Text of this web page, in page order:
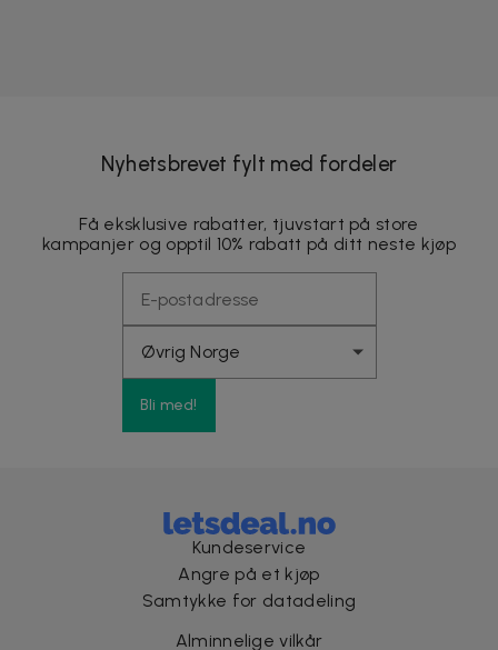
Nyhetsbrevet fylt med fordeler
Få eksklusive rabatter, tjuvstart på store
kampanjer og opptil 10% rabatt på ditt neste kjøp
Bli med!
Kundeservice
Angre på et kjøp
Samtykke for datadeling
Alminnelige vilkår